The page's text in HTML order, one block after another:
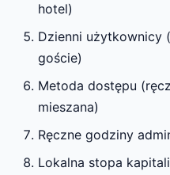
hotel)
Dzienni użytkownicy
goście)
Metoda dostępu
mieszana)
Ręczne godziny
Lokalna stopa